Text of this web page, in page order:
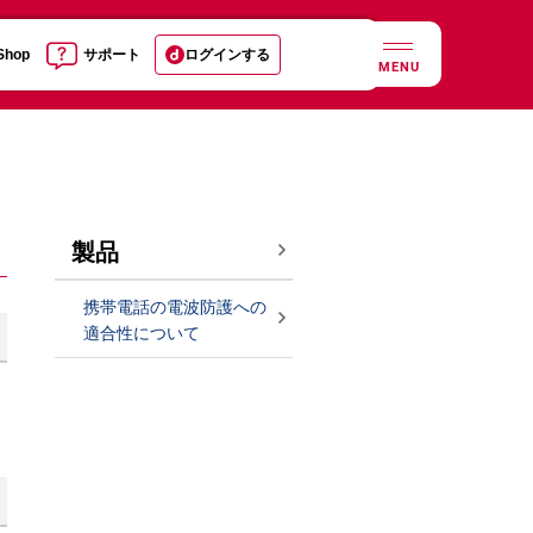
サポート ログインする
MENU
製品
携帯電話の電波防護への
適合性について